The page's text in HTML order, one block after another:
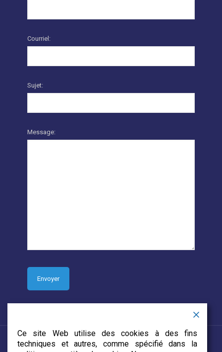
Courriel:
Sujet:
Message:
Ce site Web utilise des cookies à des fins
techniques et autres, comme spécifié dans la